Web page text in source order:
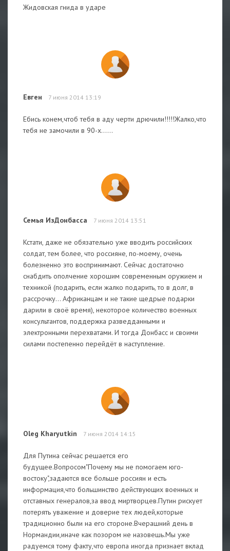
Жидовская гнида в ударе
Евген 7 июня 2014 13:19
Ебись конем,чтоб тебя в аду черти дрючили!!!!!Жалко,что
тебя не замочили в 90-х......
Семья ИзДонбасса 7 июня 2014 13:51
Кстати, даже не обязательно уже вводить российских
солдат, тем более, что россияне, по-моему, очень
болезненно это воспринимают. Сейчас достаточно
снабдить ополчение хорошим современным оружием и
техникой (подарить, если жалко подарить, то в долг, в
рассрочку... Африканцам и не такие щедрые подарки
дарили в своё время), некоторое количество военных
консультантов, поддержка разведданными и
электронными перехватами. И тогда Донбасс и своими
силами постепенно перейдёт в наступление.
Oleg Kharyutkin 7 июня 2014 14:15
Для Путина сейчас решается его
будущее.Вопросом"Почему мы не помогаем юго-
востоку",задаются все больше россиян и есть
информация,что большинство действующих военных и
отставных генералов,за ввод миртворцев.Путин рискует
потерять уважение и доверие тех людей,которые
традиционно были на его стороне.Вчерашний день в
Нормандии,иначе как позором не назовешь.Мы уже
радуемся тому факту,что европа иногда признает вклад